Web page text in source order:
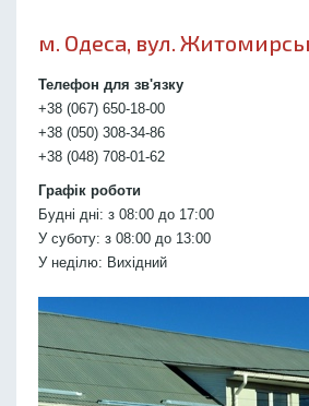
м. Одеса, вул.
Телефон для зв'язку
+38 (067) 650-18-00
+38 (050) 308-34-86
+38 (048) 708-01-62
Графік роботи
Будні дні: з 08:00 до 17:00
У суботу: з 08:00 до 13:00
У неділю: Вихідний